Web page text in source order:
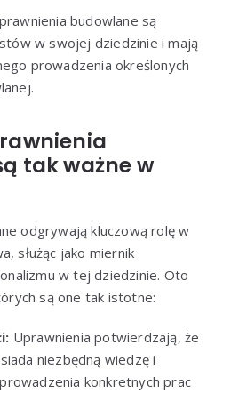
budowlane są
w swojej dziedzinie i mają
prowadzenia określonych
tak ważne w
odgrywają kluczową rolę w
służąc jako miernik
w tej dziedzinie. Oto
są one tak istotne:
Uprawnienia potwierdzają, że
niezbędną wiedzę i
konkretnych prac